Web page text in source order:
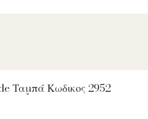
Ταμπά Κωδικος 2952